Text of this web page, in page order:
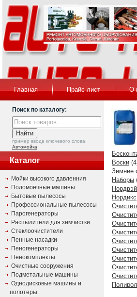
Главная Прайс-лист О
Поиск по каталогу:
пример ввода ключевого слова:
Автомойка
Каталог
Мойки высокого давленния
Поломоечные машины
Бытовые пылесосы
Профессиональные пылесосы
Парогенераторы
Распылители для химчистки
Стеклоочистители
Пенные насадки
Пеногенераторы
Пенокомплекты
Очистные сооружения
Подметальные машины
Однодисковые машины и
полотеры
Воски
Зимние
Наборы
Нордвэй
Нордикс